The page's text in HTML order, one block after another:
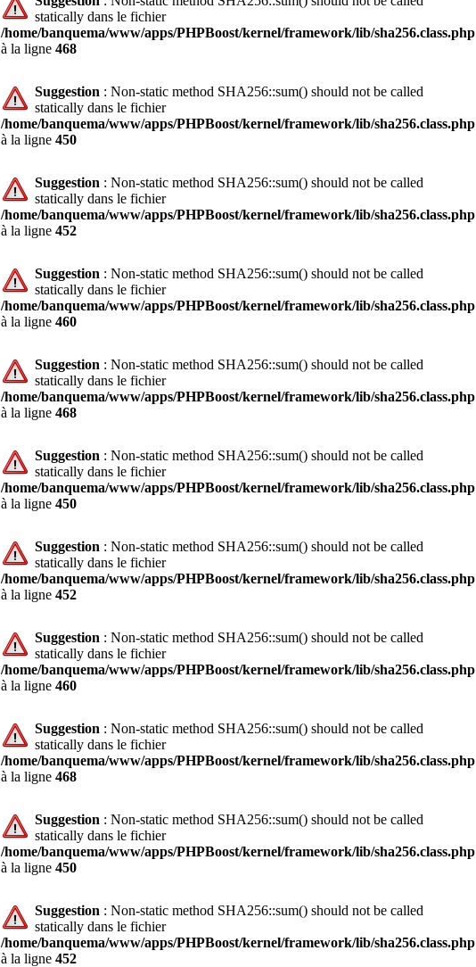
statically dans le fichier
/home/banquema/www/apps/PHPBoost/kernel/framework/lib/sha256.class.php
à la ligne 468
Suggestion : Non-static method SHA256::sum() should not be called
statically dans le fichier
/home/banquema/www/apps/PHPBoost/kernel/framework/lib/sha256.class.php
à la ligne 450
Suggestion : Non-static method SHA256::sum() should not be called
statically dans le fichier
/home/banquema/www/apps/PHPBoost/kernel/framework/lib/sha256.class.php
à la ligne 452
Suggestion : Non-static method SHA256::sum() should not be called
statically dans le fichier
/home/banquema/www/apps/PHPBoost/kernel/framework/lib/sha256.class.php
à la ligne 460
Suggestion : Non-static method SHA256::sum() should not be called
statically dans le fichier
/home/banquema/www/apps/PHPBoost/kernel/framework/lib/sha256.class.php
à la ligne 468
Suggestion : Non-static method SHA256::sum() should not be called
statically dans le fichier
/home/banquema/www/apps/PHPBoost/kernel/framework/lib/sha256.class.php
à la ligne 450
Suggestion : Non-static method SHA256::sum() should not be called
statically dans le fichier
/home/banquema/www/apps/PHPBoost/kernel/framework/lib/sha256.class.php
à la ligne 452
Suggestion : Non-static method SHA256::sum() should not be called
statically dans le fichier
/home/banquema/www/apps/PHPBoost/kernel/framework/lib/sha256.class.php
à la ligne 460
Suggestion : Non-static method SHA256::sum() should not be called
statically dans le fichier
/home/banquema/www/apps/PHPBoost/kernel/framework/lib/sha256.class.php
à la ligne 468
Suggestion : Non-static method SHA256::sum() should not be called
statically dans le fichier
/home/banquema/www/apps/PHPBoost/kernel/framework/lib/sha256.class.php
à la ligne 450
Suggestion : Non-static method SHA256::sum() should not be called
statically dans le fichier
/home/banquema/www/apps/PHPBoost/kernel/framework/lib/sha256.class.php
à la ligne 452